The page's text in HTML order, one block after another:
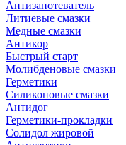
Антизапотеватель
Литиевые смазки
Медные смазки
Антикор
Быстрый старт
Молибденовые смазки
Герметики
Силиконовые смазки
Антидог
Герметики-прокладки
Солидол жировой